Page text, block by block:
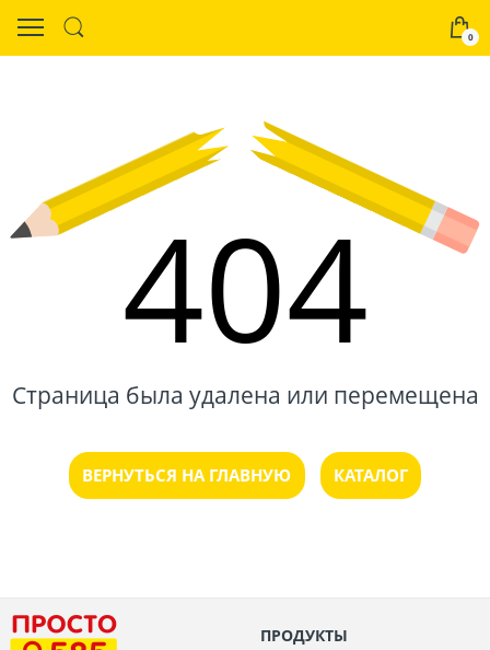
0
404
Страница была удалена или перемещена
ВЕРНУТЬСЯ НА ГЛАВНУЮ КАТАЛОГ
ПРОДУКТЫ